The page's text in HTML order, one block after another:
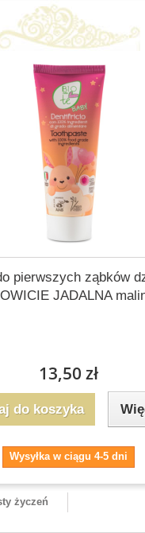
pierwszych ząbków
JADALNA
13,50 zł
do koszyka
Wysyłka w ciągu 4-5 dni
życzeń